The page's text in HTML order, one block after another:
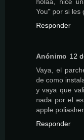
holaa, hice
You" por si les
Responder
Anónimo 12
Vaya, el
de como
y vaya que
nada por el
apple
Responder